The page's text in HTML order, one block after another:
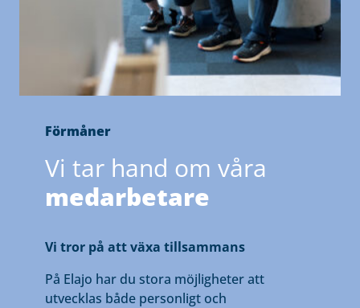
Förmåner
Vi tar hand om våra
medarbetare
Vi tror på att växa tillsammans
På Elajo har du stora möjligheter att
utvecklas både personligt och